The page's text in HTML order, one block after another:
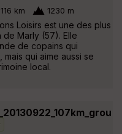
116 km 1230 m
Loisirs est une des plus
Marly (57). Elle
de copains qui
qui aime aussi se
local.